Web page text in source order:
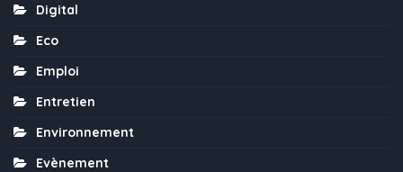
Digital
Eco
Emploi
Entretien
Environnement
Evènement